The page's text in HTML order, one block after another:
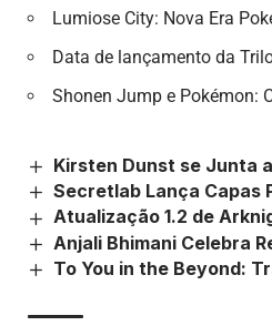
Lumiose City: Nova Era
Data de lançamento da
Shonen Jump e Pokémon:
Kirsten Dunst se Junta
Secretlab Lança Capas
Atualização 1.2 de
Anjali Bhimani Celebra
To You in the Beyond: